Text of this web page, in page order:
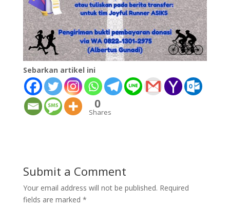
Sebarkan artikel ini
0
Shares
Submit a Comment
Your email address will not be published. Required
fields are marked *